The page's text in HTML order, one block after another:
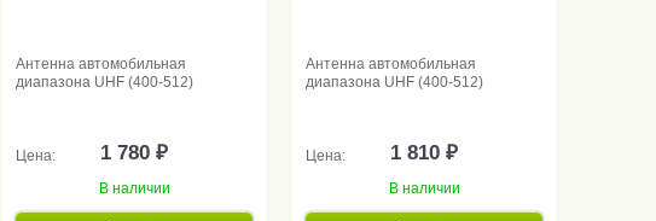
Антенна автомобильная
диапазона UHF (400-512)
Цена: 1 780 ₽
В наличии
Антенна автомобильная
диапазона UHF (400-512)
Цена: 1 810 ₽
В наличии